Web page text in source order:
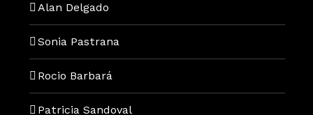
Alan Delgado
Sonia Pastrana
Rocio Barbará
Patricia Sandoval